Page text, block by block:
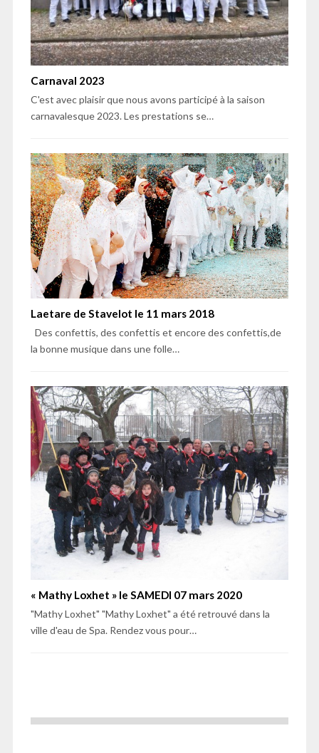
Carnaval 2023
C'est avec plaisir que nous avons participé à la saison
carnavalesque 2023. Les prestations se…
Laetare de Stavelot le 11 mars 2018
Des confettis, des confettis et encore des confettis,de
la bonne musique dans une folle…
« Mathy Loxhet » le SAMEDI 07 mars 2020
"Mathy Loxhet" "Mathy Loxhet" a été retrouvé dans la
ville d'eau de Spa. Rendez vous pour…